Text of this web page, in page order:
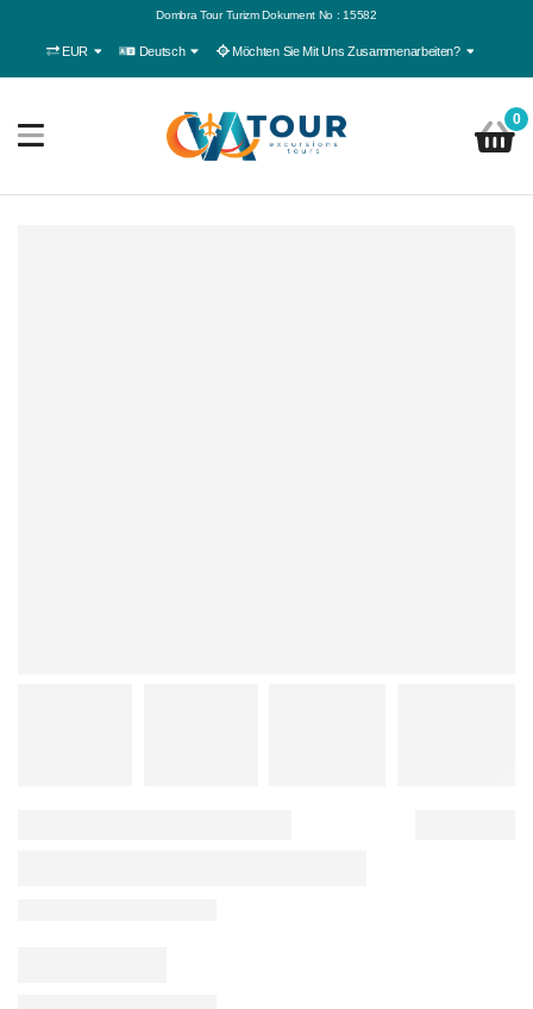
Dombra Tour Turizm Dokument No : 15582
EUR Deutsch Möchten Sie Mit Uns Zusammenarbeiten?
0